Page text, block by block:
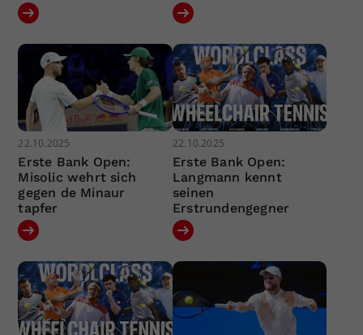
22.10.2025
Erste Bank Open:
Misolic wehrt sich
gegen de Minaur
tapfer
22.10.2025
Erste Bank Open:
Langmann kennt
seinen
Erstrundengegner